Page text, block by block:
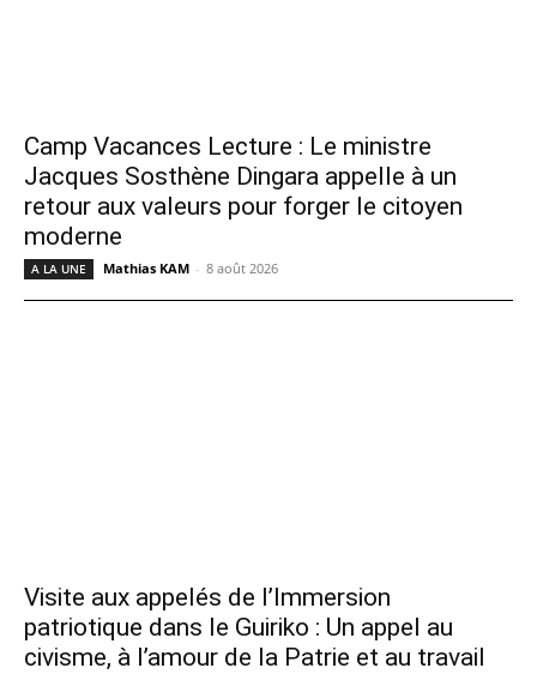
Camp Vacances Lecture : Le ministre
Jacques Sosthène Dingara appelle à un
retour aux valeurs pour forger le citoyen
moderne
A LA UNE Mathias KAM - 8 août 2026
Visite aux appelés de l’Immersion
patriotique dans le Guiriko : Un appel au
civisme, à l’amour de la Patrie et au travail